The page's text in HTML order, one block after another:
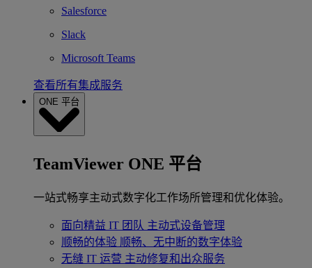
Salesforce
Slack
Microsoft Teams
查看所有集成服务
ONE 平台
TeamViewer ONE 平台
一站式畅享主动式数字化工作场所管理和优化体验。
面向精益 IT 团队 主动式设备管理
顺畅的体验 顺畅、无中断的数字体验
无缝 IT 运营 主动修复和出众服务